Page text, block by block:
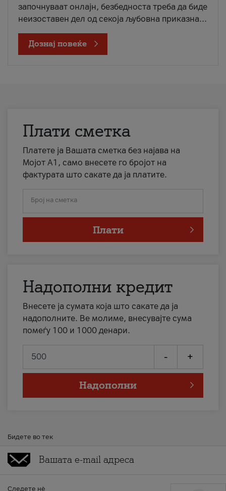
започнуваат онлајн, безбедноста треба да биде
неизоставен дел од секоја љубовна приказна...
Дознај повеќе
Плати сметка
Платете ја Вашата сметка без најава на
Мојот А1, само внесете го бројот на
фактурата што сакате да ја платите.
Број на сметка
Плати
Надополни кредит
Внесете ја сумата која што сакате да ја
надополните. Ве молиме, внесувајте сума
помеѓу 100 и 1000 денари.
- +
Надополни
Бидете во тек
Следете нè